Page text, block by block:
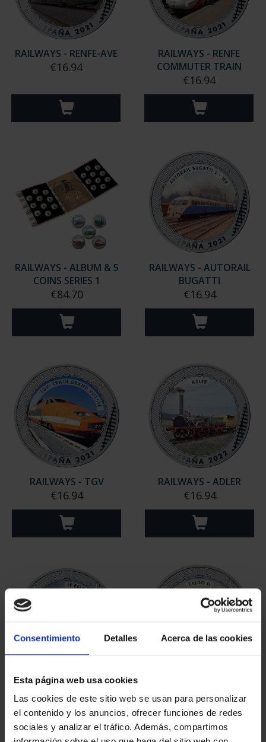
Consentimiento Detalles Acerca de las cookies
Esta página web usa cookies
Las cookies de este sitio web se usan para personalizar
el contenido y los anuncios, ofrecer funciones de redes
sociales y analizar el tráfico. Además, compartimos
RAILWAYS - RENFE-AVE
€16.94
RAILWAYS - RENFE
COMMUTER TRAIN
€16.94
RAILWAYS - ALBUM & 5
COINS SERIES 1
€84.70
RAILWAYS - AUTORAIL
BUGATTI
€16.94
RAILWAYS - TGV
€16.94
RAILWAYS - ADLER
€16.94
RAILWAYS - LE BELGE
€16.94 €16.94